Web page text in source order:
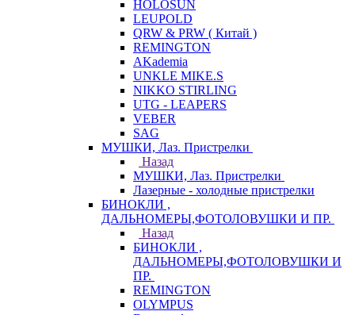
HOLOSUN
LEUPOLD
QRW & PRW ( Китай )
REMINGTON
AKademia
UNKLE MIKE.S
NIKKO STIRLING
UTG - LEAPERS
VEBER
SAG
МУШКИ, Лаз. Пристрелки
Назад
МУШКИ, Лаз. Пристрелки
Лазерные - холодные пристрелки
БИНОКЛИ ,
ДАЛЬНОМЕРЫ,ФОТОЛОВУШКИ И ПР.
Назад
БИНОКЛИ ,
ДАЛЬНОМЕРЫ,ФОТОЛОВУШКИ И
ПР.
REMINGTON
OLYMPUS